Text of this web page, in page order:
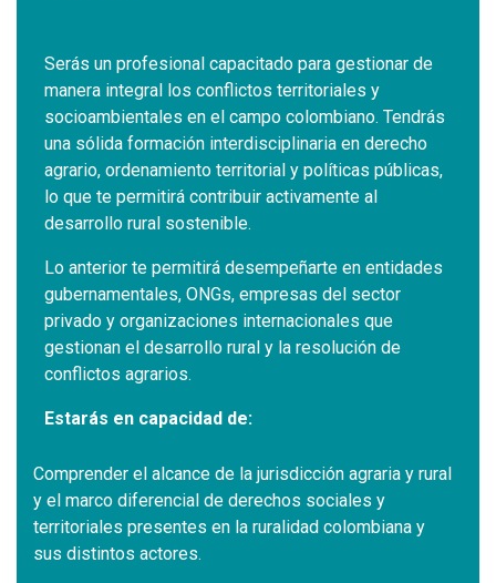
Serás un profesional capacitado para gestionar de
manera integral los conflictos territoriales y
socioambientales en el campo colombiano. Tendrás
una sólida formación interdisciplinaria en derecho
agrario, ordenamiento territorial y políticas públicas,
lo que te permitirá contribuir activamente al
desarrollo rural sostenible.
Lo anterior te permitirá desempeñarte en entidades
gubernamentales, ONGs, empresas del sector
privado y organizaciones internacionales que
gestionan el desarrollo rural y la resolución de
conflictos agrarios.
Estarás en capacidad de:
Comprender el alcance de la jurisdicción agraria y rural
y el marco diferencial de derechos sociales y
territoriales presentes en la ruralidad colombiana y
sus distintos actores.